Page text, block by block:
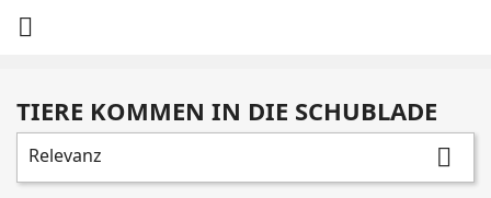

TIERE KOMMEN IN DIE SCHUBLADE
Relevanz 